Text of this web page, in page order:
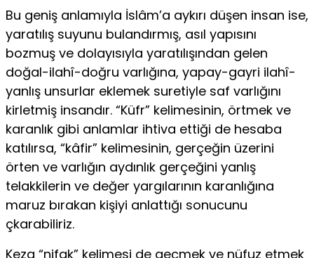
Bu geniş anlamıyla İslâm’a aykırı düşen insan ise,
yaratılış suyunu bulandırmış, asıl yapısını
bozmuş ve dolayısıyla yaratılışından gelen
doğal-ilahî-doğru varlığına, yapay-gayri ilahî-
yanlış unsurlar eklemek suretiyle saf varlığını
kirletmiş insandır. “Küfr” kelimesinin, örtmek ve
karanlık gibi anlamlar ihtiva ettiği de hesaba
katılırsa, “kâfir” kelimesinin, gerçeğin üzerini
örten ve varlığın aydınlık gerçeğini yanlış
telakkilerin ve değer yargılarının karanlığına
maruz bırakan kişiyi anlattığı sonucunu
çkarabiliriz.
Keza “nifak” kelimesi de geçmek ve nüfuz etmek